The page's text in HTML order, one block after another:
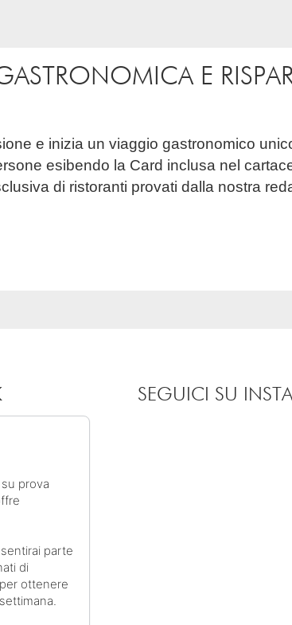
E
esibendo la Card inclusa nel
di ristoranti provati dalla nostra
prova
parte
di
ottenere
SEGUICI SU